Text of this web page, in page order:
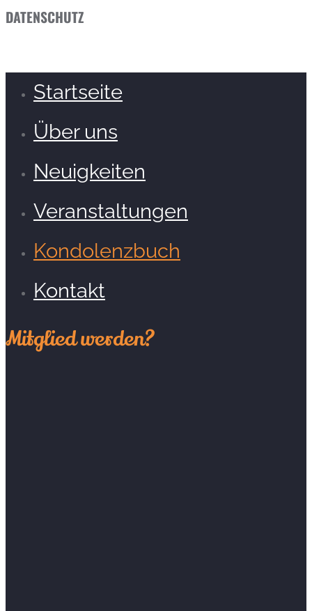
DATENSCHUTZ
Startseite
Über uns
Neuigkeiten
Veranstaltungen
Kondolenzbuch
Kontakt
Mitglied werden?